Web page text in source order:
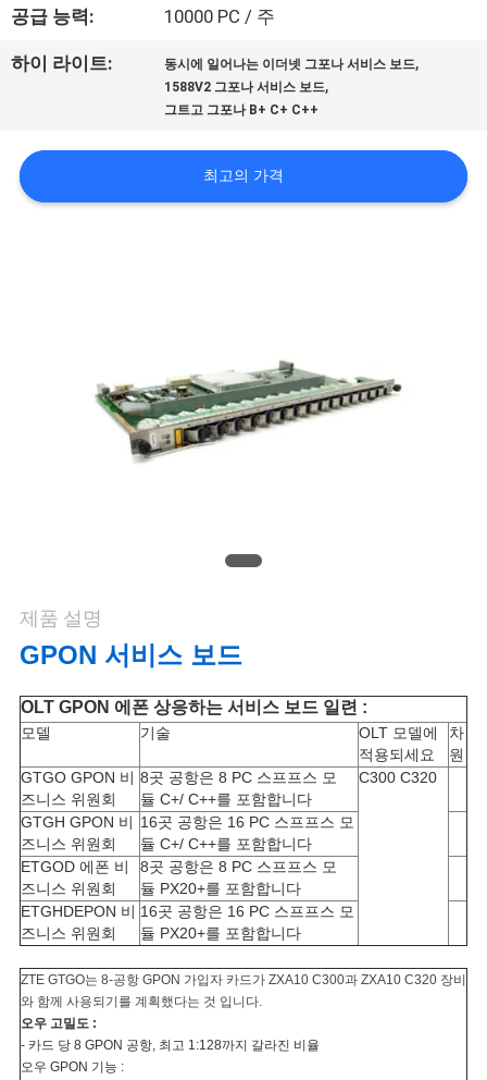
공
장
행
요
용
문
을
요
구
하
세
요
공급 능력: 10000 PC / 주
하이 라이트: 동시에 일어나는 이더넷 그포나 서비스 보드,
1588V2 그포나 서비스 보드,
그트고 그포나 B+ C+ C++
최고의 가격
제품 설명
GPON 서비스 보드
OLT GPON 에폰 상응하는 서비스 보드 일련 :
모델 기술
OLT 모델에
적용되세요
차
원
GTGO GPON 비
즈니스 위원회
8곳 공항은 8 PC 스프프스 모
듈 C+/ C++를 포함합니다
C300 C320
GTGH GPON 비
즈니스 위원회
16곳 공항은 16 PC 스프프스 모
듈 C+/ C++를 포함합니다
ETGOD 에폰 비
즈니스 위원회
8곳 공항은 8 PC 스프프스 모
듈 PX20+를 포함합니다
ETGHDEPON 비
즈니스 위원회
16곳 공항은 16 PC 스프프스 모
듈 PX20+를 포함합니다
ZTE GTGO는 8-공항 GPON 가입자 카드가 ZXA10 C300과 ZXA10 C320 장비
와 함께 사용되기를 계획했다는 것 입니다.
오우 고밀도 :
- 카드 당 8 GPON 공항, 최고 1:128까지 갈라진 비율
오우 GPON 기능 :